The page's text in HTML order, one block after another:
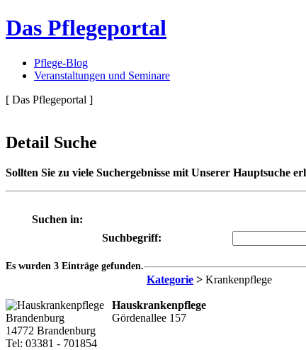
Das Pflegeportal
Pflege-Blog
Veranstaltungen und Seminare
[ Das Pflegeportal ]
Detail Suche
Sollten Sie zu viele Suchergebnisse mit Unserer Hauptsuche
Suchen in:
Suchbegriff:
Es wurden 3 Einträge gefunden.
Kategorie > Krankenpflege
Hauskrankenpflege
Gördenallee 157
14772 Brandenburg
Tel: 03381 - 701854